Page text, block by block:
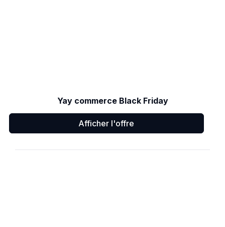
Yay commerce Black Friday
Afficher l'offre